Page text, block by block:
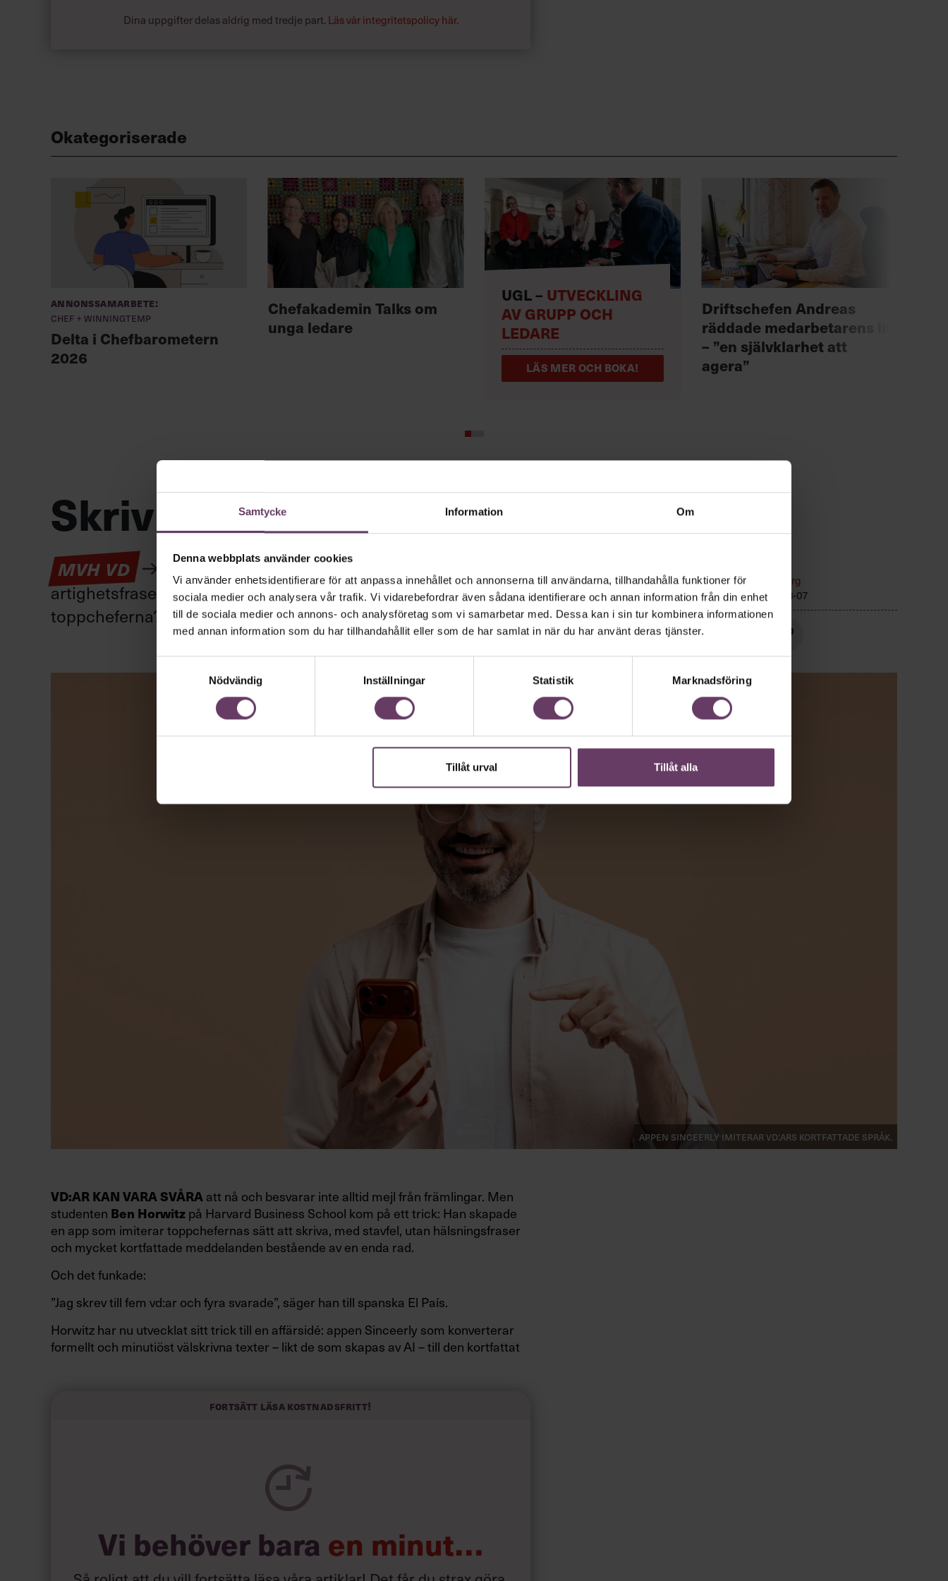
Samtycke Information Om
Denna webbplats använder cookies
Vi använder enhetsidentifierare för att anpassa innehållet och annonserna till användarna, tillhandahålla funktioner för
sociala medier och analysera vår trafik. Vi vidarebefordrar även sådana identifierare och annan information från din enhet
till de sociala medier och annons- och analysföretag som vi samarbetar med. Dessa kan i sin tur kombinera informationen
med annan information som du har tillhandahållit eller som de har samlat in när du har använt deras tjänster.
Nödvändig
Inställningar Statistik Marknadsföring
Tillåt urval Tillåt alla
Dina uppgifter delas aldrig med tredje part. Läs vår integritetspolicy här.
Okategoriserade
Annonssamarbete:
Chef + Winningtemp
Delta i Chefbarometern
2026
Chefakademin Talks om
unga ledare
UGL – UTVECKLING
AV GRUPP OCH
LEDARE
LÄS MER OCH BOKA!
Driftschefen Andreas
räddade medarbetarens liv
– ”en självklarhet att
agera”
Skriv som en vd med en app
MVH VD
Kan en app som förvandlar text till korthugget vd-språk – utan
artighetsfraser, men gärna stavfel – vara vägen för den som vill nå fram till
toppcheferna?
Text:Fredrik Kullberg
Publicerad2026-08-07
Appen Sinceerly imiterar vd:ars kortfattade språk.
VD:AR KAN VARA SVÅRA att nå och besvarar inte alltid mejl från främlingar. Men
studenten Ben Horwitz på Harvard Business School kom på ett trick: Han skapade
en app som imiterar toppchefernas sätt att skriva, med stavfel, utan hälsningsfraser
och mycket kortfattade meddelanden bestående av en enda rad.
Och det funkade:
”Jag skrev till fem vd:ar och fyra svarade”, säger han till spanska El País.
Horwitz har nu utvecklat sitt trick till en affärsidé: appen Sinceerly som konverterar
formellt och minutiöst välskrivna texter – likt de som skapas av AI – till den kortfattat
Fortsätt läsa kostnadsfritt!
Vi behöver bara en minut…